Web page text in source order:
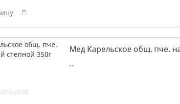
Мед Карельское общ. пче.
..